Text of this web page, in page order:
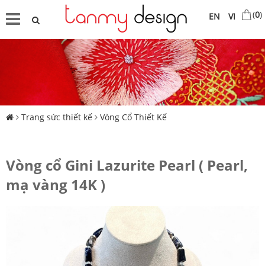
VI
EN (0)
Trang sức thiết kế Vòng Cổ Thiết Kế
Vòng cổ Gini Lazurite Pearl ( Pearl,
mạ vàng 14K )